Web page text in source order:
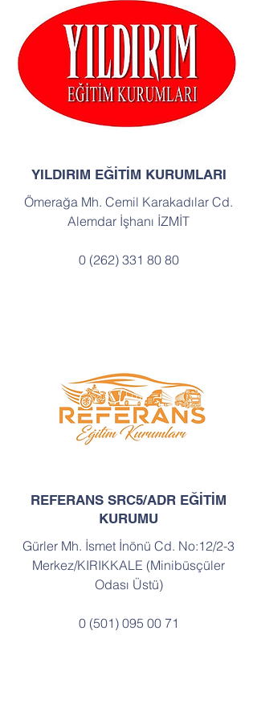
YILDIRIM EĞİTİM KURUMLARI
Ömerağa Mh. Cemil Karakadılar Cd.
Alemdar İşhanı İZMİT
0 (262) 331 80 80
REFERANS SRC5/ADR EĞİTİM
KURUMU
Gürler Mh. İsmet İnönü Cd. No:12/2-3
Merkez/KIRIKKALE (Minibüsçüler
Odası Üstü)
0 (501) 095 00 71